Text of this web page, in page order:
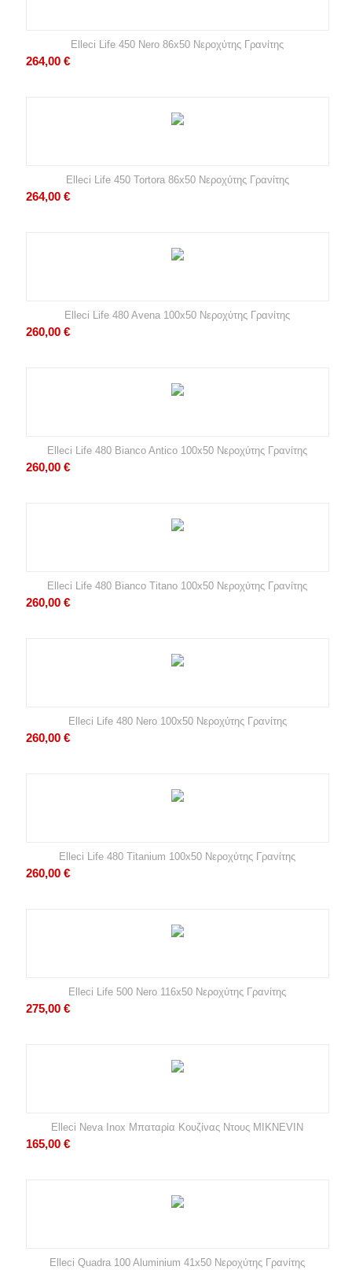
Elleci Life 450 Nero 86x50 Νεροχύτης Γρανίτης
264,00 €
Elleci Life 450 Tortora 86x50 Νεροχύτης Γρανίτης
264,00 €
Elleci Life 480 Avena 100x50 Νεροχύτης Γρανίτης
260,00 €
Elleci Life 480 Bianco Antico 100x50 Νεροχύτης Γρανίτης
260,00 €
Elleci Life 480 Bianco Titano 100x50 Νεροχύτης Γρανίτης
260,00 €
Elleci Life 480 Nero 100x50 Νεροχύτης Γρανίτης
260,00 €
Elleci Life 480 Titanium 100x50 Νεροχύτης Γρανίτης
260,00 €
Elleci Life 500 Nero 116x50 Νεροχύτης Γρανίτης
275,00 €
Elleci Neva Inox Μπαταρία Κουζίνας Ντους MIKNEVIN
165,00 €
Elleci Quadra 100 Aluminium 41x50 Νεροχύτης Γρανίτης